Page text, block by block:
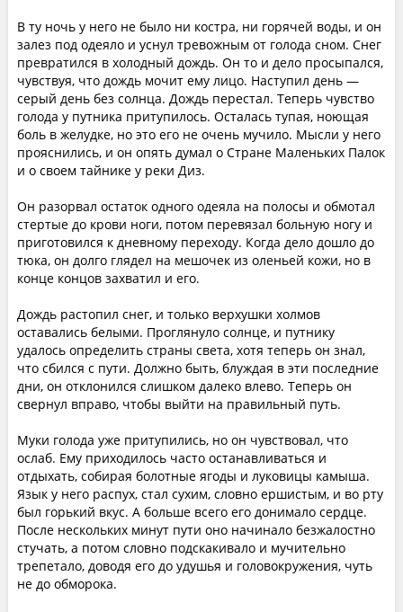
В ту ночь у него не было ни костра, ни горячей воды, и он
залез под одеяло и уснул тревожным от голода сном. Снег
превратился в холодный дождь. Он то и дело просыпался,
чувствуя, что дождь мочит ему лицо. Наступил день —
серый день без солнца. Дождь перестал. Теперь чувство
голода у путника притупилось. Осталась тупая, ноющая
боль в желудке, но это его не очень мучило. Мысли у него
прояснились, и он опять думал о Стране Маленьких Палок
и о своем тайнике у реки Диз.
Он разорвал остаток одного одеяла на полосы и обмотал
стертые до крови ноги, потом перевязал больную ногу и
приготовился к дневному переходу. Когда дело дошло до
тюка, он долго глядел на мешочек из оленьей кожи, но в
конце концов захватил и его.
Дождь растопил снег, и только верхушки холмов
оставались белыми. Проглянуло солнце, и путнику
удалось определить страны света, хотя теперь он знал,
что сбился с пути. Должно быть, блуждая в эти последние
дни, он отклонился слишком далеко влево. Теперь он
свернул вправо, чтобы выйти на правильный путь.
Муки голода уже притупились, но он чувствовал, что
ослаб. Ему приходилось часто останавливаться и
отдыхать, собирая болотные ягоды и луковицы камыша.
Язык у него распух, стал сухим, словно ершистым, и во рту
был горький вкус. А больше всего его донимало сердце.
После нескольких минут пути оно начинало безжалостно
стучать, а потом словно подскакивало и мучительно
трепетало, доводя его до удушья и головокружения, чуть
не до обморока.